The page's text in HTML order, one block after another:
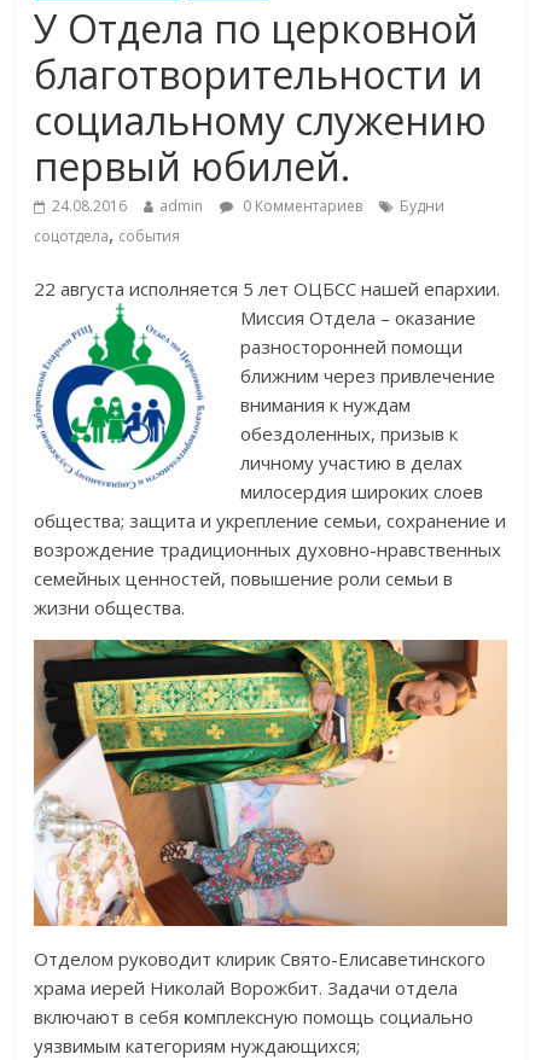
У Отдела по церковной
благотворительности и
социальному служению
первый юбилей.
24.08.2016 admin 0 Комментариев
Будни
соцотдела, события
22 августа исполняется 5 лет ОЦБСС нашей епархии.
Миссия Отдела – оказание
разносторонней помощи
ближним через привлечение
внимания к нуждам
обездоленных, призыв к
личному участию в делах
милосердия широких слоев
общества; защита и укрепление семьи, сохранение и
возрождение традиционных духовно-нравственных
семейных ценностей, повышение роли семьи в
жизни общества.
Отделом руководит клирик Свято-Елисаветинского
храма иерей Николай Ворожбит. Задачи отдела
включают в себя комплексную помощь социально
уязвимым категориям нуждающихся;